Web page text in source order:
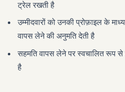
ट्रेल रखती है
उम्मीदवारों को उनकी प्रोफ़ाइल के
वापस लेने की अनुमति देती है
सहमति वापस लेने पर स्वचालित रूप
है